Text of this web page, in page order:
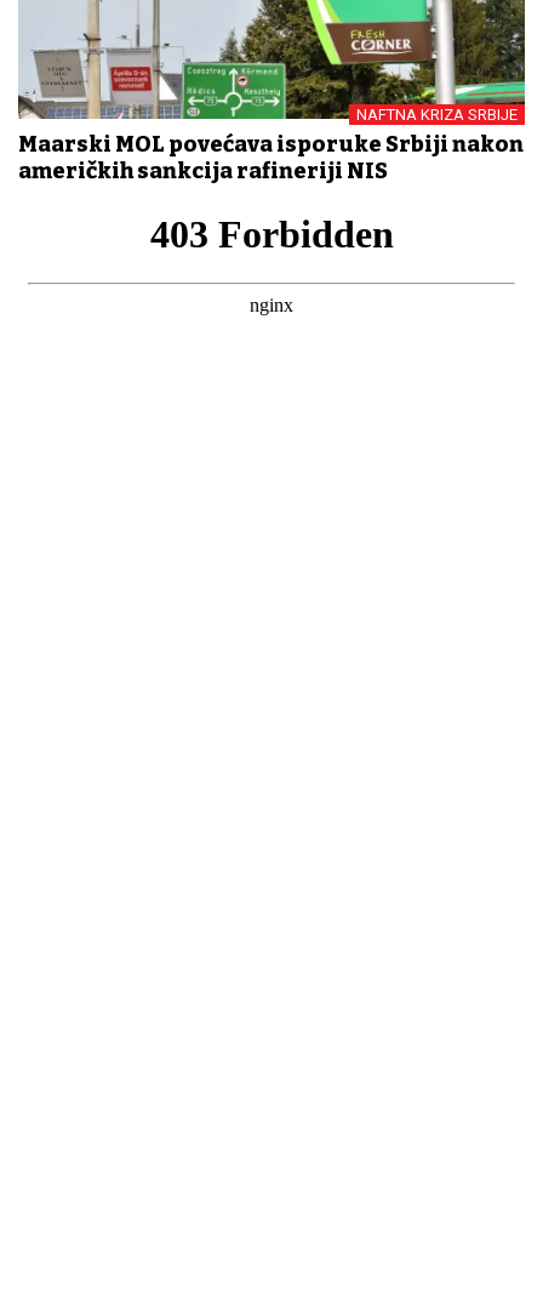
NAFTNA KRIZA SRBIJE
Mađarski MOL povećava isporuke Srbiji nakon
američkih sankcija rafineriji NIS